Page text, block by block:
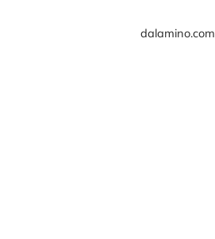
dalamino.com